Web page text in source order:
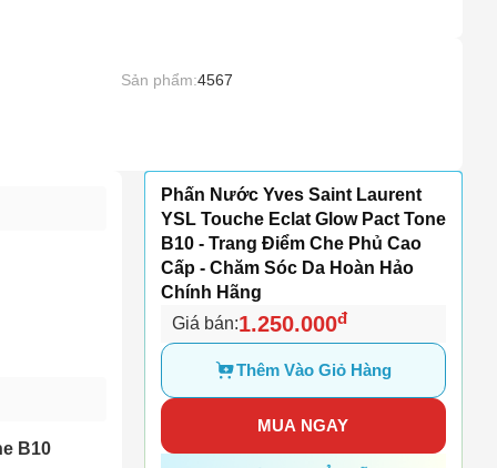
Sản phẩm:4567
B10
Phấn Nước Yves Saint Laurent
YSL Touche Eclat Glow Pact Tone
B10 - Trang Điểm Che Phủ Cao
Cấp - Chăm Sóc Da Hoàn Hảo
Chính Hãng
Giá bán:1.250.000đ
Thêm Vào Giỏ Hàng
MUA NGAY